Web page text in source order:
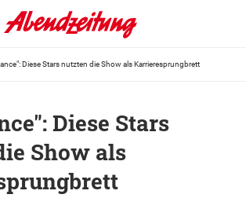
Diese Stars nutzten die Show als Karrieresprungbrett
Diese Stars
Show als